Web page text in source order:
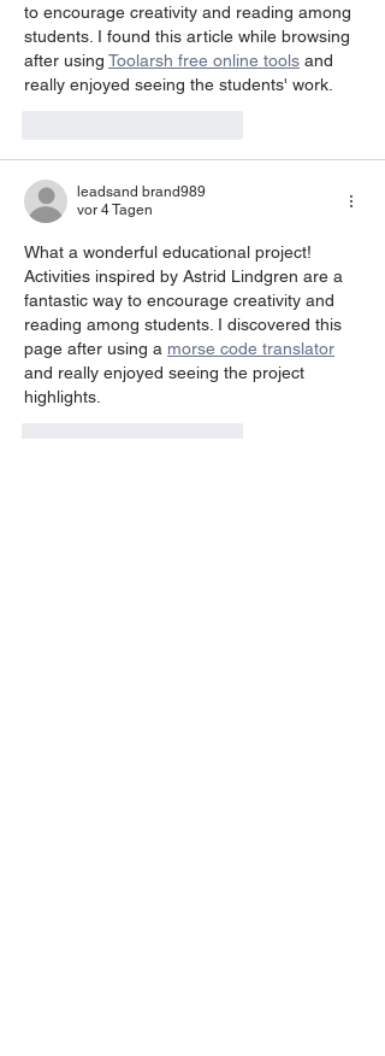
to encourage creativity and reading among
students. I found this article while browsing
after using Toolarsh free online tools and
really enjoyed seeing the students' work.
leadsand brand989
vor 4 Tagen
What a wonderful educational project!
Activities inspired by Astrid Lindgren are a
fantastic way to encourage creativity and
reading among students. I discovered this
page after using a morse code translator
and really enjoyed seeing the project
highlights.